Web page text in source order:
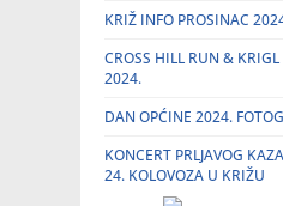
KRIŽ INFO PROSINAC
CROSS HILL RUN & KRIGL
2024.
DAN OPĆINE 2024.
KONCERT PRLJAVOG
24. KOLOVOZA U KRIŽU